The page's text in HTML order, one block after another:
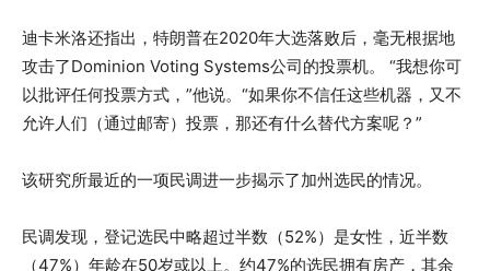
迪卡米洛还指出，特朗普在2020年大选落败后，毫无根据地
攻击了Dominion Voting Systems公司的投票机。 “我想你可
以批评任何投票方式，”他说。“如果你不信任这些机器，又不
允许人们（通过邮寄）投票，那还有什么替代方案呢？”
该研究所最近的一项民调进一步揭示了加州选民的情况。
民调发现，登记选民中略超过半数（52%）是女性，近半数
（47%）年龄在50岁或以上。约47%的选民拥有房产，其余